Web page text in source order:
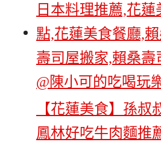
【花蓮美食】孫叔
鳳林好吃牛肉麵推